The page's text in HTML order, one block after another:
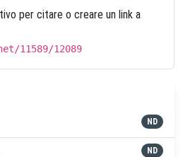
per citare o creare un link a
11589/12089
ND
ND